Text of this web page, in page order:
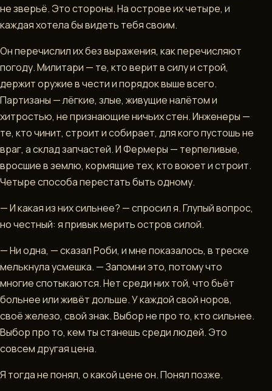
не зверьё. Это стороны. На острове их четыре, и
каждая хотела бы видеть тебя своим.
Он перечислил их без выражения, как перечисляют
погоду. Милитари — те, кто верит в силу и строй,
держит оружие в чести и порядок выше всего.
Партизаны — лёгкие, злые, живущие налётом и
хитростью, не признающие ничьих стен. Инженеры —
те, кто чинит, строит и собирает, для кого пустошь не
враг, а склад запчастей. И Фермеры — терпеливые,
вросшие в землю, кормящие тех, кто воюет и строит.
Четыре способа перестать быть одному.
— И какая из них сильнее? — спросил я. Глупый вопрос,
но честный: я привык мерить остров силой.
— Ни одна, — сказал Роби, и мне показалось, в треске
мелькнула усмешка. — Запомни это, потому что
многие спотыкаются. Нет среди них той, что бьёт
больнее или живёт дольше. У каждой свой норов,
своё железо, свой знак. Выбор не про то, кто сильнее.
Выбор про то, кем ты станешь среди людей. Это
совсем другая цена.
Я тогда не понял, о какой цене он. Понял позже.